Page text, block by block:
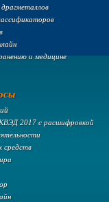
и медицине
2017 с расшифровкой
средств